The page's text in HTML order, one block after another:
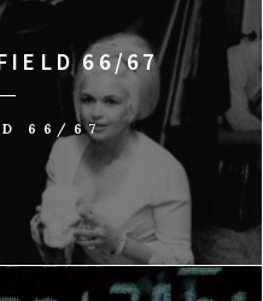
66/67
66/67